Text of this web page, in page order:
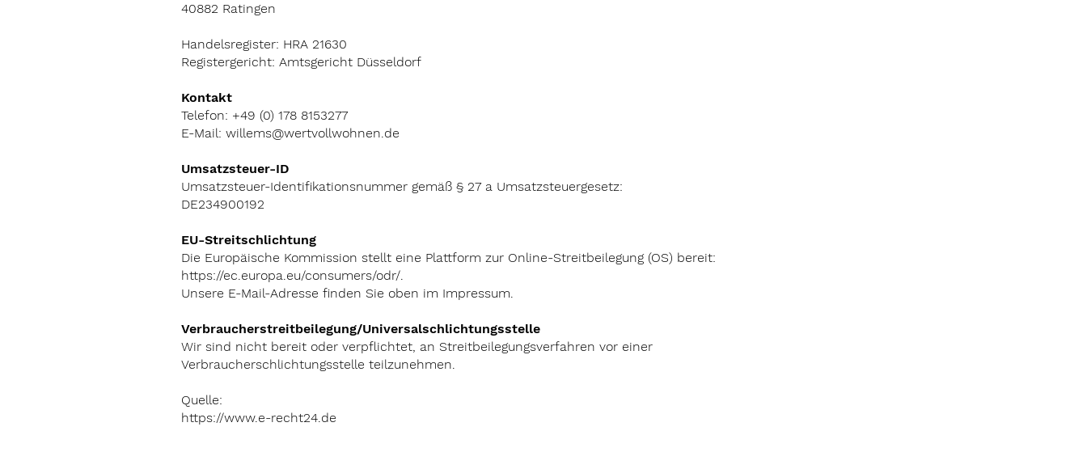
40882 Ratingen
Handelsregister: HRA 21630
Registergericht: Amtsgericht Düsseldorf
Kontakt
Telefon: +49 (0) 178 8153277
E-Mail: willems@wertvollwohnen.de
Umsatzsteuer-ID
Umsatzsteuer-Identifikationsnummer gemäß § 27 a Umsatzsteuergesetz:
DE234900192
EU-Streitschlichtung
Die Europäische Kommission stellt eine Plattform zur Online-Streitbeilegung (OS) bereit:
https://ec.europa.eu/consumers/odr/.
Unsere E-Mail-Adresse finden Sie oben im Impressum.
Verbraucherstreitbeilegung/Universalschlichtungsstelle
Wir sind nicht bereit oder verpflichtet, an Streitbeilegungsverfahren vor einer
Verbraucherschlichtungsstelle teilzunehmen.
Quelle:
https://www.e-recht24.de